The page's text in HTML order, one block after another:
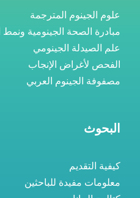
علوم الجينوم المترجمة
مبادرة الصحة الجينومية ونمط
علم الصيدلة الجينومي
الفحص لأغراض الإنجاب
مصفوفة الجينوم العربي
البحوث
كيفية التقديم
معلومات مفيدة للباحثين